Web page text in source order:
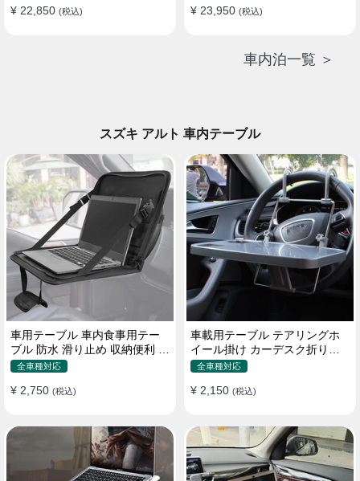
¥ 22,850 (税込)
¥ 23,950 (税込)
車内泊一覧 ＞
スズキ アルト 車内テーブル
車用テーブル 車内食事用テー
ブル 防水 滑り止め 収納便利 多
機能ラップトップバッグ
全車種対応
¥ 2,750 (税込)
車載用テーブル テアリングホ
イール掛け カーデスク折りた
たみ式 パソコン 食事 物置
全車種対応
¥ 2,150 (税込)